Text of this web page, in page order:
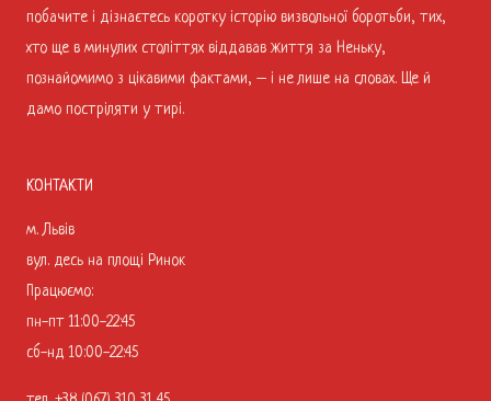
побачите і дізнаєтесь коротку історію визвольної боротьби, тих,
хто ще в минулих століттях віддавав життя за Неньку,
познайомимо з цікавими фактами, – і не лише на словах. Ще й
дамо постріляти у тирі.
КОНТАКТИ
м. Львів
вул. десь на площі Ринок
Працюємо:
пн-пт 11:00-22:45
сб-нд 10:00-22:45